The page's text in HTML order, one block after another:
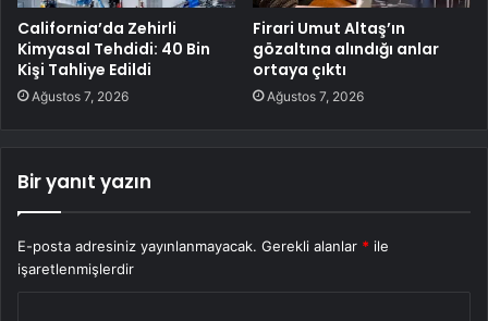
California’da Zehirli
Kimyasal Tehdidi: 40 Bin
Kişi Tahliye Edildi
Ağustos 7, 2026
Firari Umut Altaş’ın
gözaltına alındığı anlar
ortaya çıktı
Ağustos 7, 2026
Bir yanıt yazın
E-posta adresiniz yayınlanmayacak. Gerekli alanlar * ile
işaretlenmişlerdir